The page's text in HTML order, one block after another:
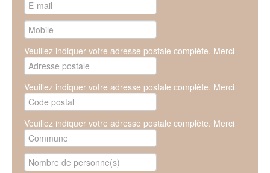
Veuillez indiquer votre adresse postale complète. Merci
Veuillez indiquer votre adresse postale complète. Merci
Veuillez indiquer votre adresse postale complète. Merci